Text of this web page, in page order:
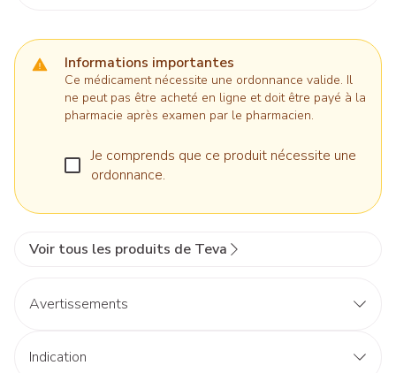
Informations importantes
Ce médicament nécessite une ordonnance valide. Il
ne peut pas être acheté en ligne et doit être payé à la
pharmacie après examen par le pharmacien.
Je comprends que ce produit nécessite une
ordonnance.
Voir tous les produits de Teva
Avertissements
Indication